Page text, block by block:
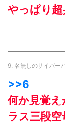
やっぱり超
9. 名無しのサイバー
>>6
何か見覚
ラス三段